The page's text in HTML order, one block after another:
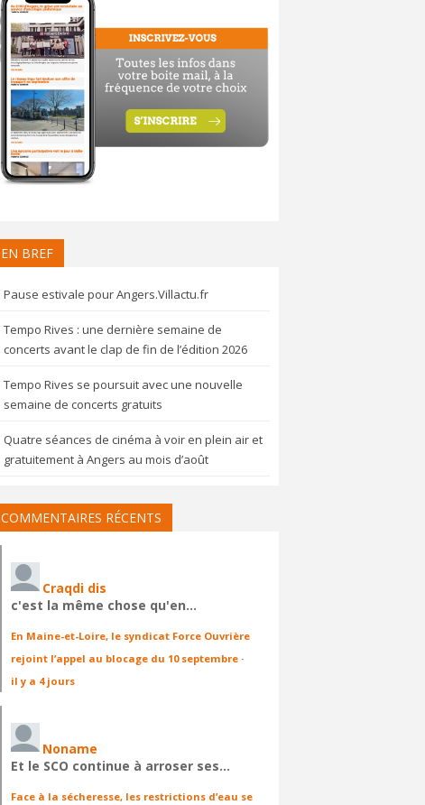
EN BREF
Pause estivale pour Angers.Villactu.fr
Tempo Rives : une dernière semaine de
concerts avant le clap de fin de l’édition 2026
Tempo Rives se poursuit avec une nouvelle
semaine de concerts gratuits
Quatre séances de cinéma à voir en plein air et
gratuitement à Angers au mois d’août
COMMENTAIRES RÉCENTS
Craqdi dis
c'est la même chose qu'en…
En Maine-et-Loire, le syndicat Force Ouvrière
rejoint l’appel au blocage du 10 septembre ·
il y a 4 jours
Noname
Et le SCO continue à arroser ses…
Face à la sécheresse, les restrictions d’eau se